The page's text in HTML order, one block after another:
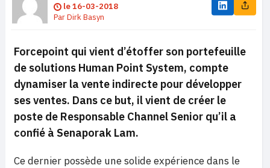
le16-03-2018
ParDirk Basyn
Forcepoint qui vient d’étoffer son portefeuille
de solutions Human Point System, compte
dynamiser la vente indirecte pour développer
ses ventes. Dans ce but, il vient de créer le
poste de Responsable Channel Senior qu’il a
confié à Senaporak Lam.
Ce dernier possède une solide expérience dans le